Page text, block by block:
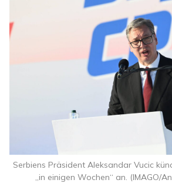
Serbiens Präsident Aleksandar Vucic
„in einigen Wochen“ an. (IMAGO/